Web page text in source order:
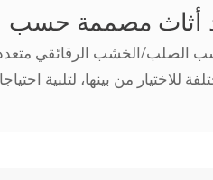
أثاث مصممة حسب
الصلب/الخشب الرقائقي